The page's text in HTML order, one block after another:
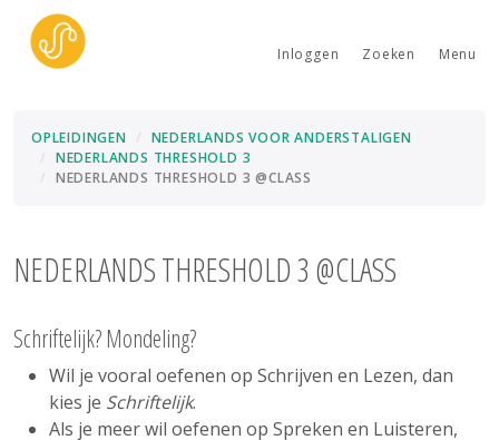
Inloggen Zoeken Menu
OPLEIDINGEN
NEDERLANDS VOOR ANDERSTALIGEN
NEDERLANDS THRESHOLD 3
NEDERLANDS THRESHOLD 3 @CLASS
NEDERLANDS THRESHOLD 3 @CLASS
Schriftelijk? Mondeling?
Wil je vooral oefenen op Schrijven en Lezen, dan
kies je Schriftelijk.
Als je meer wil oefenen op Spreken en Luisteren,